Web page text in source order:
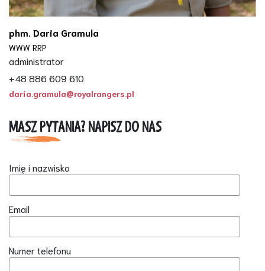
phm. Daria Gramula
WWW RRP
administrator
+48 886 609 610
daria.gramula@royalrangers.pl
MASZ PYTANIA? NAPISZ DO NAS
Imię i nazwisko
Email
Numer telefonu